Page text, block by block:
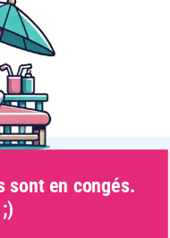
sont en congés.